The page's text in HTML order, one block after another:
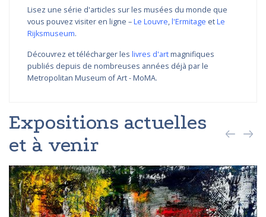
Lisez une série d'articles sur les musées du monde que
vous pouvez visiter en ligne –Le Louvre,l'Ermitage etLe
Rijksmuseum.
Découvrez et télécharger les livres d'artmagnifiques
publiés depuis de nombreuses années déjà par le
Metropolitan Museum of Art - MoMA.
Expositions actuelles
et à venir